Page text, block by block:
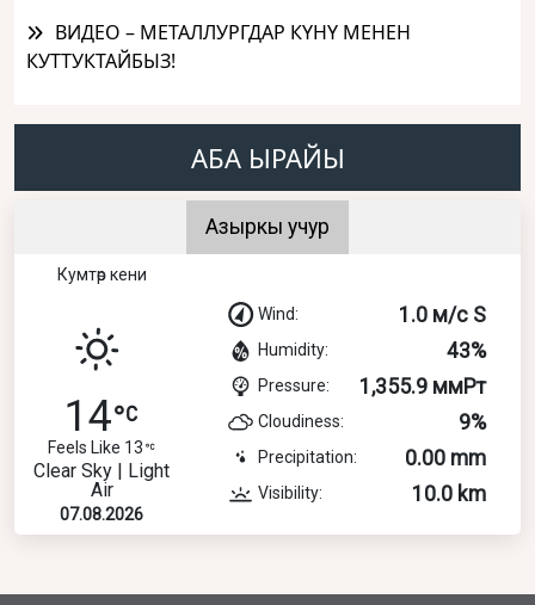
ВИДЕО – МЕТАЛЛУРГДАР КҮНҮ МЕНЕН
КУТТУКТАЙБЫЗ!
АБА ЫРАЙЫ
Азыркы учур
Кумтөр кени
14
Feels Like 13
Clear Sky | Light
Air
07.08.2026
Wind: 1.0 м/с S
Humidity: 43%
Pressure: 1,355.9 ммРт
Cloudiness: 9%
Precipitation: 0.00 mm
Visibility: 10.0 km